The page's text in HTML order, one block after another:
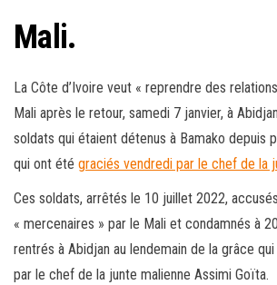
Mali.
La Côte d’Ivoire veut « reprendre des
Mali après le retour, samedi 7 janvier, à
soldats qui étaient détenus à Bamako depuis
qui ont été graciés vendredi par le chef de la
Ces soldats, arrêtés le 10 juillet 2022,
« mercenaires » par le Mali et condamnés à
rentrés à Abidjan au lendemain de la grâce
par le chef de la junte malienne Assimi Goïta.